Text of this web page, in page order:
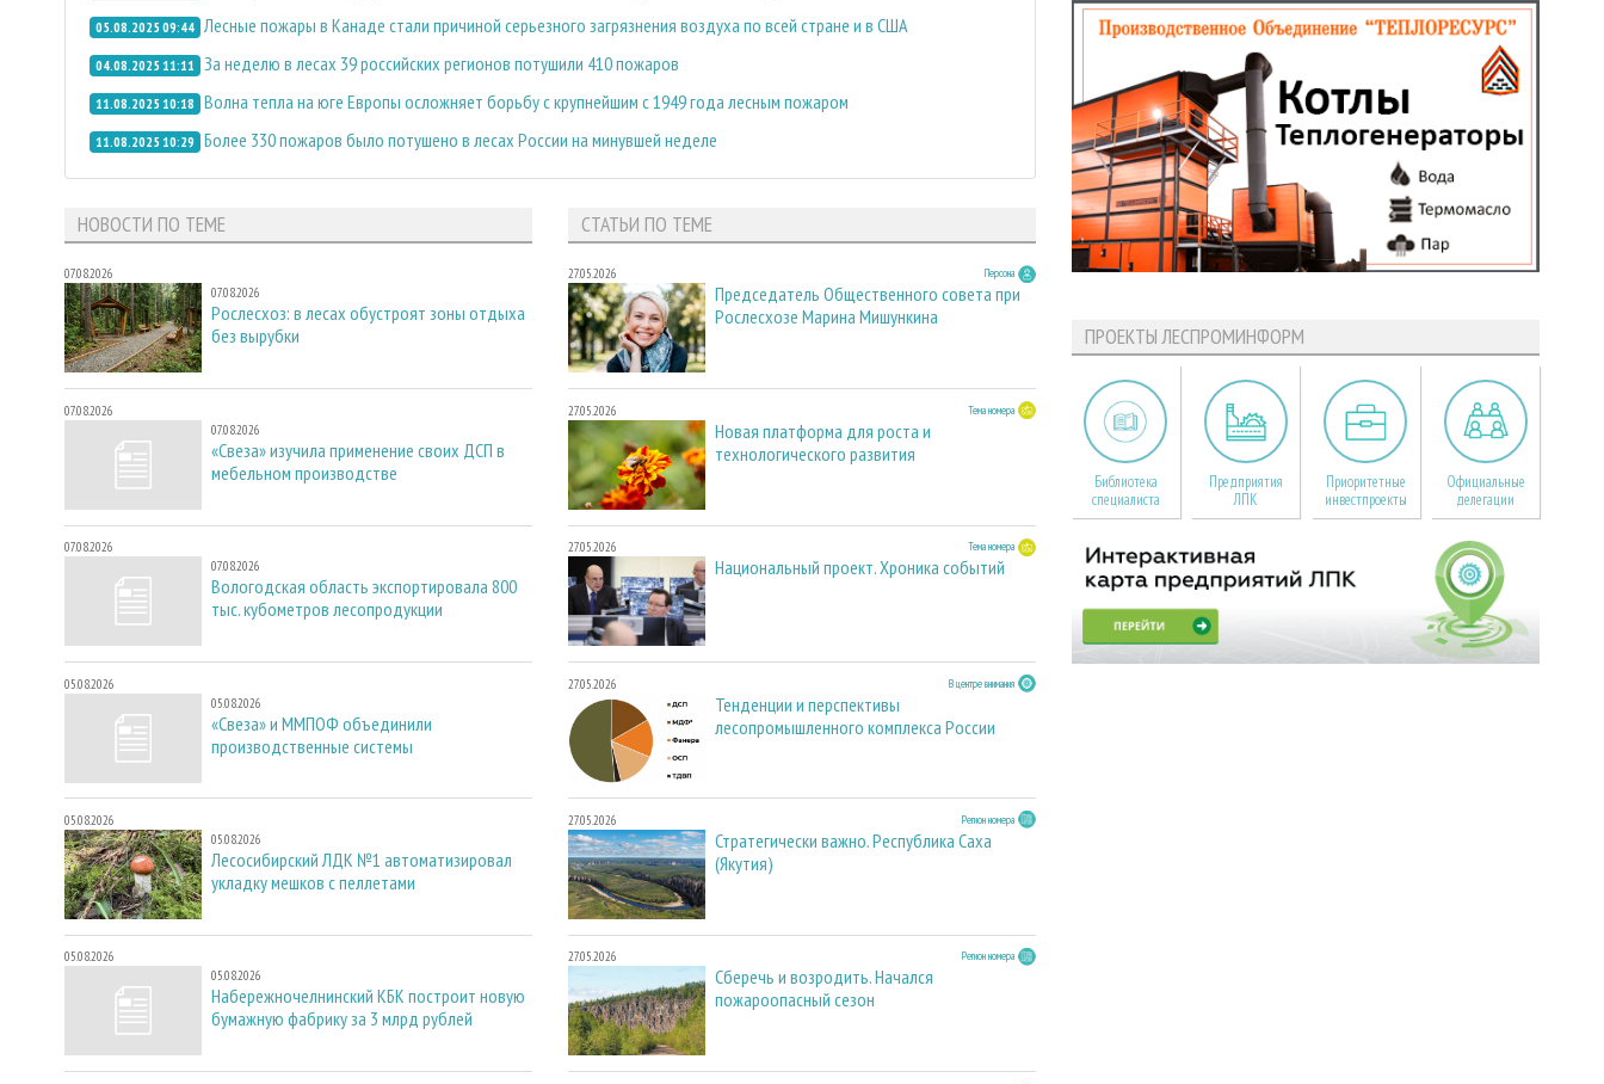
05.08.2025 09:44 Лесные пожары в Канаде стали причиной серьезного загрязнения воздуха по всей стране и в США
04.08.2025 11:11 За неделю в лесах 39 российских регионов потушили 410 пожаров
11.08.2025 10:18 Волна тепла на юге Европы осложняет борьбу с крупнейшим с 1949 года лесным пожаром
11.08.2025 10:29 Более 330 пожаров было потушено в лесах России на минувшей неделе
НОВОСТИ ПО ТЕМЕ
07.08.2026
07.08.2026
Рослесхоз: в лесах обустроят зоны отдыха
без вырубки
07.08.2026
07.08.2026
«Свеза» изучила применение своих ДСП в
мебельном производстве
07.08.2026
07.08.2026
Вологодская область экспортировала 800
тыс. кубометров лесопродукции
05.08.2026
05.08.2026
«Свеза» и ММПОФ объединили
производственные системы
05.08.2026
05.08.2026
Лесосибирский ЛДК №1 автоматизировал
укладку мешков с пеллетами
05.08.2026
05.08.2026
Набережночелнинский КБК построит новую
бумажную фабрику за 3 млрд рублей
СТАТЬИ ПО ТЕМЕ
27.05.2026 Персона
Председатель Общественного совета при
Рослесхозе Марина Мишункина
27.05.2026 Тема номера
Новая платформа для роста и
технологического развития
27.05.2026 Тема номера
Национальный проект. Хроника событий
27.05.2026 В центре внимания
Тенденции и перспективы
лесопромышленного комплекса России
27.05.2026 Регион номера
Стратегически важно. Республика Саха
(Якутия)
27.05.2026 Регион номера
Сберечь и возродить. Начался
пожароопасный сезон
ПРОЕКТЫ ЛЕСПРОМИНФОРМ
Библиотека
специалиста
Предприятия
ЛПК
Приоритетные
инвестпроекты
Официальные
делегации